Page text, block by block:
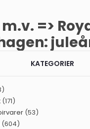
=>
KATEGORIER
(171)
(53)
(604)